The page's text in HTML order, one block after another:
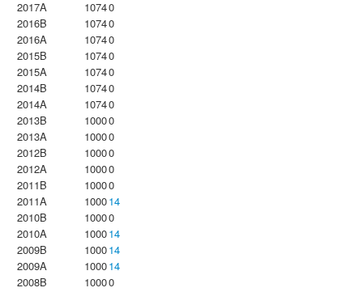
2017A
10740
2016B
10740
2016A
10740
2015B
10740
2015A
10740
2014B
10740
2014A
10740
2013B
10000
2013A
10000
2012B
10000
2012A
10000
2011B
10000
2011A
100014
2010B
10000
2010A
100014
2009B
100014
2009A
100014
2008B
10000